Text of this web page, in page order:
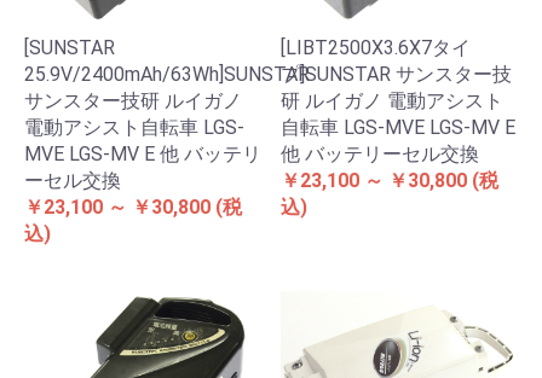
[SUNSTAR
25.9V/2400mAh/63Wh]SUNSTAR
サンスター技研 ルイガノ
電動アシスト自転車 LGS-
MVE LGS-MV E 他 バッテリ
ーセル交換
￥23,100 ～ ￥30,800 (税
込)
[LIBT2500X3.6X7タイ
プ]SUNSTAR サンスター技
研 ルイガノ 電動アシスト
自転車 LGS-MVE LGS-MV E
他 バッテリーセル交換
￥23,100 ～ ￥30,800 (税
込)